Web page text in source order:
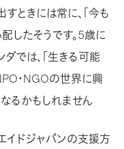
ときには常に、「今も
したそうです。5歳に
では、「生きる可能
・NGOの世界に興
るかもしれません
イドジャパンの支援方